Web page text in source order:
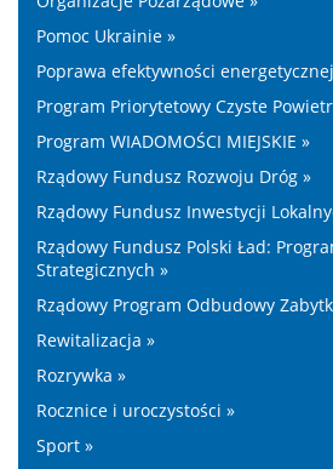
Pomoc Ukrainie »
Poprawa efektywności
Program Priorytetowy Czyste
Program WIADOMOŚCI MIEJSKIE »
Rządowy Fundusz Rozwoju Dróg »
Rządowy Fundusz Inwestycji
Rządowy Fundusz Polski Ład:
Strategicznych »
Rządowy Program Odbudowy
Rewitalizacja »
Rozrywka »
Rocznice i uroczystości »
Sport »